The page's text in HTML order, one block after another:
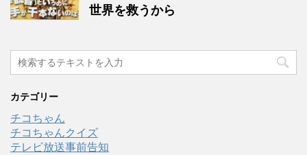
世界を救うから
カテゴリー
チコちゃん
チコちゃんクイズ
テレビ放送事前告知